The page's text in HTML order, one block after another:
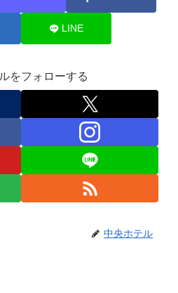
LINE
をフォローする
中央ホテル